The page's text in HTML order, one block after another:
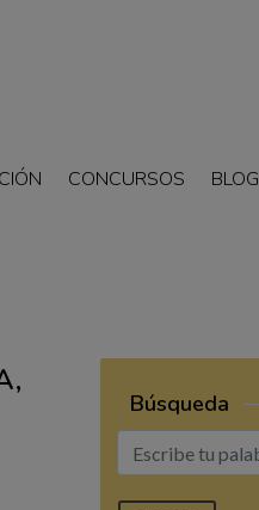
CONCURSOS BLOG
Búsqueda